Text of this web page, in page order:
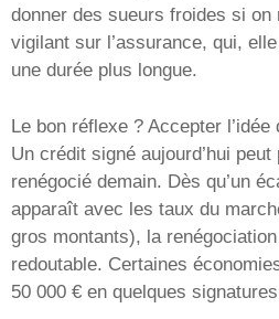
donner des sueurs froides si on
vigilant sur l’assurance, qui,
une durée plus longue.
Le bon réflexe ? Accepter
Un crédit signé aujourd’hui
renégocié demain. Dès qu’un
apparaît avec les taux du
gros montants), la
redoutable. Certaines
50 000 € en quelques